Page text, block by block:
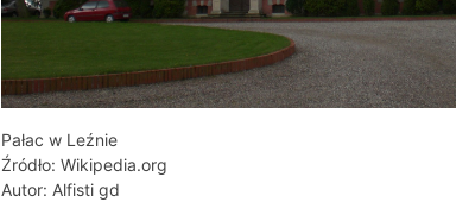
Pałac w Leźnie
Źródło: Wikipedia.org
Autor: Alfisti gd